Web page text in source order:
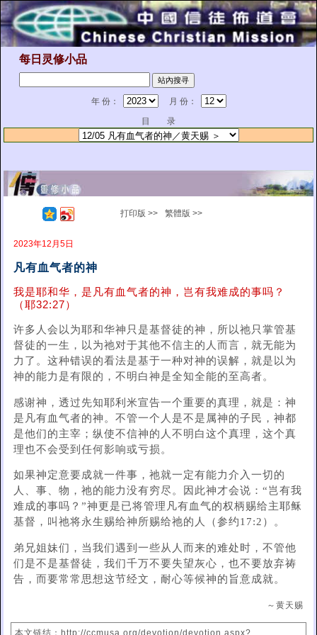
每日灵修小品
年 份：
月 份：
目 录
打印版 >> 繁體版 >>
2023年12月5日
凡有血气者的神
我是耶和华，是凡有血气者的神，岂有我难成的事吗？
（耶32:27）
许多人会以为耶和华神只是基督徒的神，所以祂只掌管基
督徒的一生，以为祂对于其他不信主的人而言，就无能为
力了。这种错误的看法是基于一种对神的误解，就是以为
神的能力是有限的，不明白神是全知全能的至高者。
感谢神，透过先知耶利米宣告一个重要的真理，就是：神
是凡有血气者的神。不管一个人是不是属神的子民，神都
是他们的主宰；纵使不信神的人不明白这个真理，这个真
理也不会受到任何影响或亏损。
如果神定意要成就一件事，祂就一定有能力介入一切的
人、事、物，祂的能力没有穷尽。因此神才会说：“岂有我
难成的事吗？”神更是已将管理凡有血气的权柄赐给主耶稣
基督，叫祂将永生赐给神所赐给祂的人（参约17:2）。
弟兄姐妹们，当我们遇到一些从人而来的难处时，不管他
们是不是基督徒，我们千万不要失望灰心，也不要放弃祷
告，而要常常思想这节经文，耐心等候神的旨意成就。
～黄天赐
本文链结：http://ccmusa.org/devotion/devotion.aspx?